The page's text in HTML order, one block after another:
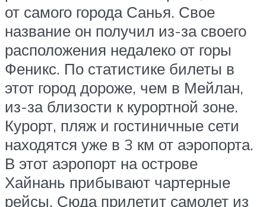
от самого города Санья. Свое
название он получил из-за своего
расположения недалеко от горы
Феникс. По статистике билеты в
этот город дороже, чем в Мейлан,
из-за близости к курортной зоне.
Курорт, пляж и гостиничные сети
находятся уже в 3 км от аэропорта.
В этот аэропорт на острове
Хайнань прибывают чартерные
рейсы. Сюда прилетит самолет из